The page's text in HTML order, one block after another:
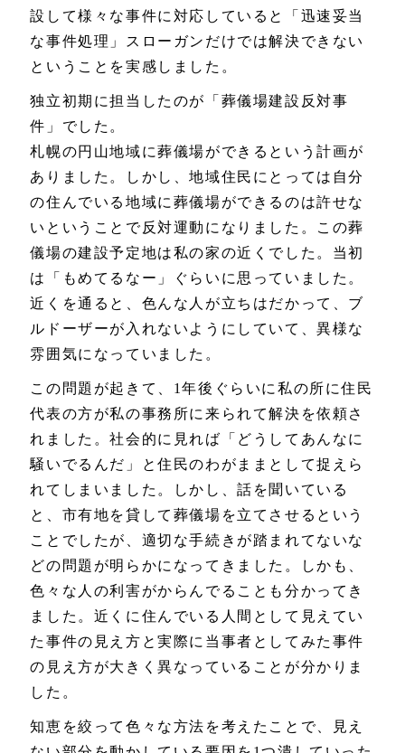
設して様々な事件に対応していると「迅速妥当
な事件処理」スローガンだけでは解決できない
ということを実感しました。
独立初期に担当したのが「葬儀場建設反対事
件」でした。
札幌の円山地域に葬儀場ができるという計画が
ありました。しかし、地域住民にとっては自分
の住んでいる地域に葬儀場ができるのは許せな
いということで反対運動になりました。この葬
儀場の建設予定地は私の家の近くでした。当初
は「もめてるなー」ぐらいに思っていました。
近くを通ると、色んな人が立ちはだかって、ブ
ルドーザーが入れないようにしていて、異様な
雰囲気になっていました。
この問題が起きて、1年後ぐらいに私の所に住民
代表の方が私の事務所に来られて解決を依頼さ
れました。社会的に見れば「どうしてあんなに
騒いでるんだ」と住民のわがままとして捉えら
れてしまいました。しかし、話を聞いている
と、市有地を貸して葬儀場を立てさせるという
ことでしたが、適切な手続きが踏まれてないな
どの問題が明らかになってきました。しかも、
色々な人の利害がからんでることも分かってき
ました。近くに住んでいる人間として見えてい
た事件の見え方と実際に当事者としてみた事件
の見え方が大きく異なっていることが分かりま
した。
知恵を絞って色々な方法を考えたことで、見え